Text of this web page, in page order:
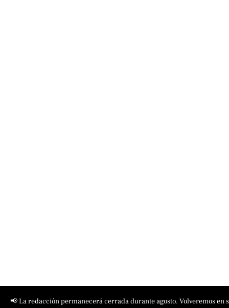
📢 La redacción permanecerá cerrada durante agosto. Volveremos en